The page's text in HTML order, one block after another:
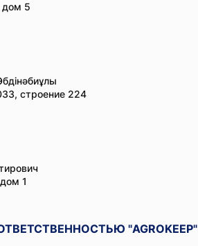
дом 5
строение 224
1
"AGROKEEP"